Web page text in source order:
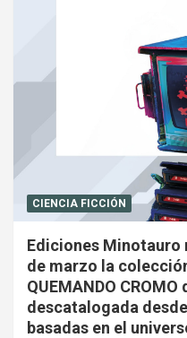
CIENCIA FICCIÓN
Ediciones Minotauro
de marzo la
QUEMANDO
descatalogada
basadas en el